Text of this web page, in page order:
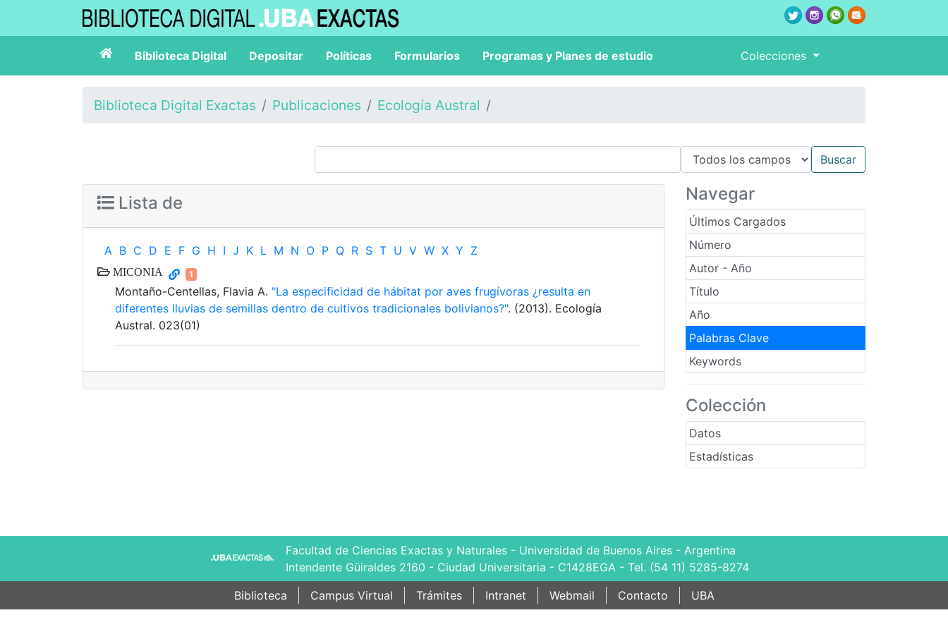
Biblioteca Digital Depositar Políticas Formularios Programas y Planes de estudio Colecciones
Biblioteca Digital Exactas Publicaciones Ecología Austral
Navegar
Últimos Cargados
Número
Autor - Año
Título
Año
Palabras Clave
Keywords
Colección
Datos
Estadísticas
Lista de
A B C D E F G H I J K L M N O P Q R S T U V W X Y Z
MICONIA 1
Montaño-Centellas, Flavia A. "La especificidad de hábitat por aves frugívoras ¿resulta en
diferentes lluvias de semillas dentro de cultivos tradicionales bolivianos?". (2013). Ecología
Austral. 023(01)
Facultad de Ciencias Exactas y Naturales - Universidad de Buenos Aires - Argentina
Intendente Güiraldes 2160 - Ciudad Universitaria - C1428EGA - Tel. (54 11) 5285-8274
Biblioteca
Campus Virtual Trámites Intranet Webmail Contacto UBA